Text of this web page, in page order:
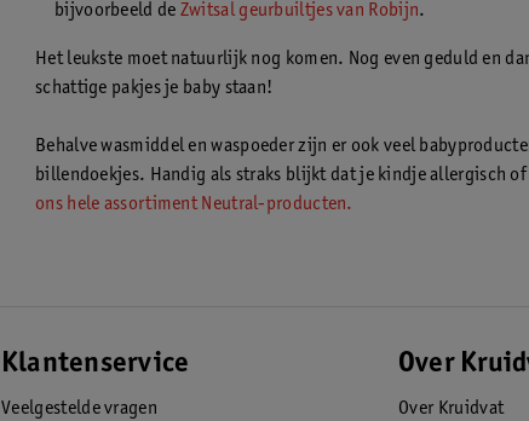
bijvoorbeeld de Zwitsal geurbuiltjes van Robijn.
Het leukste moet natuurlijk nog komen. Nog even geduld en
schattige pakjes je baby staan!
Behalve wasmiddel en waspoeder zijn er ook veel
billendoekjes. Handig als straks blijkt dat je kindje allergisch
ons hele assortiment Neutral-producten.
Klantenservice
Veelgestelde vragen
Over
Over Kruidvat